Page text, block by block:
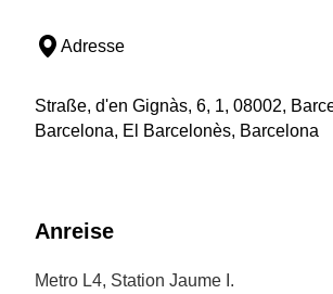
Adresse
Straße, d'en Gignàs, 6, 1, 08002,
Barcelona, El Barcelonès, Barcelona
Anreise
Metro L4, Station Jaume I.